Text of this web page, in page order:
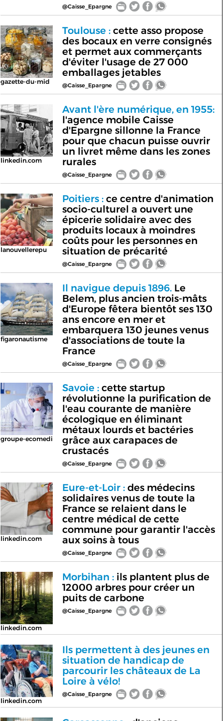
@Caisse_Epargne
gazette-du-mid
Toulouse :cette asso propose
des bocaux en verre consignés
et permet aux commerçants
d'éviter l'usage de 27 000
emballages jetables
@Caisse_Epargne
linkedin.com
Avant l'ère numérique, en 1955:
l'agence mobile Caisse
d'Epargne sillonne la France
pour que chacun puisse ouvrir
un livret même dans les zones
rurales
@Caisse_Epargne
lanouvellerepu
Poitiers :ce centre d'animation
socio-culturel a ouvert une
épicerie solidaire avec des
produits locaux à moindres
coûts pour les personnes en
situation de précarité
@Caisse_Epargne
figaronautisme
Il navigue depuis 1896.Le
Belem, plus ancien trois-mâts
d'Europe fêtera bientôt ses 130
ans encore en mer et
embarquera 130 jeunes venus
d'associations de toute la
France
@Caisse_Epargne
groupe-ecomedi
Savoie :cette startup
révolutionne la purification de
l'eau courante de manière
écologique en éliminant
métaux lourds et bactéries
grâce aux carapaces de
crustacés
@Caisse_Epargne
linkedin.com
Eure-et-Loir :des médecins
solidaires venus de toute la
France se relaient dans le
centre médical de cette
commune pour garantir l'accès
aux soins à tous
@Caisse_Epargne
linkedin.com
Morbihan :ils plantent plus de
12000 arbres pour créer un
puits de carbone
@Caisse_Epargne
linkedin.com
Ils permettent à des jeunes en
situation de handicap de
parcourir les châteaux de La
Loire à vélo!
@Caisse_Epargne